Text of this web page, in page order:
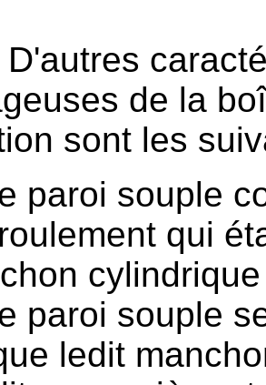
D'autres
de la
sont les
paroi souple
qui
paroi souple
ledit